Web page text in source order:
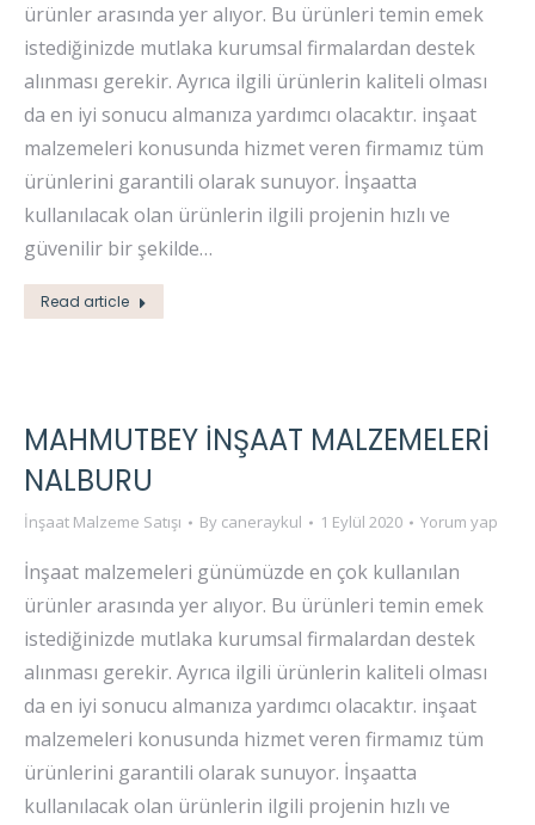
ürünler arasında yer alıyor. Bu ürünleri temin emek
istediğinizde mutlaka kurumsal firmalardan destek
alınması gerekir. Ayrıca ilgili ürünlerin kaliteli olması
da en iyi sonucu almanıza yardımcı olacaktır. inşaat
malzemeleri konusunda hizmet veren firmamız tüm
ürünlerini garantili olarak sunuyor. İnşaatta
kullanılacak olan ürünlerin ilgili projenin hızlı ve
güvenilir bir şekilde…
Read article
MAHMUTBEY İNŞAAT MALZEMELERI
NALBURU
İnşaat Malzeme Satışı By caneraykul 1 Eylül 2020 Yorum yap
İnşaat malzemeleri günümüzde en çok kullanılan
ürünler arasında yer alıyor. Bu ürünleri temin emek
istediğinizde mutlaka kurumsal firmalardan destek
alınması gerekir. Ayrıca ilgili ürünlerin kaliteli olması
da en iyi sonucu almanıza yardımcı olacaktır. inşaat
malzemeleri konusunda hizmet veren firmamız tüm
ürünlerini garantili olarak sunuyor. İnşaatta
kullanılacak olan ürünlerin ilgili projenin hızlı ve